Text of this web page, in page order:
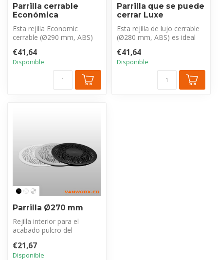
Parrilla cerrable
Económica
Esta rejilla Economic
cerrable (Ø290 mm, ABS)
económico...
€41,64
Disponible
Parrilla que se puede
cerrar Luxe
Esta rejilla de lujo cerrable
(Ø280 mm, ABS) es ideal
€41,64
Disponible
Parrilla Ø270 mm
Rejilla interior para el
acabado pulcro del
su vehícu...
€21,67
Disponible